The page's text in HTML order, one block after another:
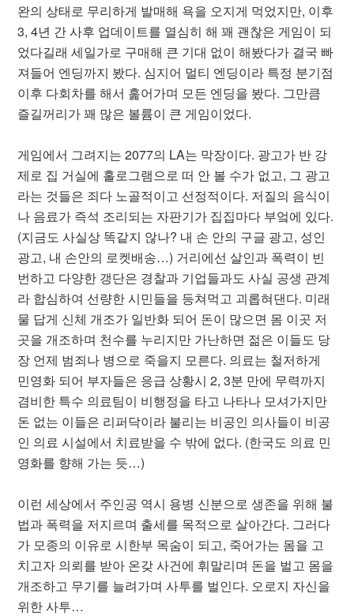
완의 상태로 무리하게 발매해 욕을 오지게 먹었지만, 이후
3, 4년 간 사후 업데이트를 열심히 해 꽤 괜찮은 게임이 되
었다길래 세일가로 구매해 큰 기대 없이 해봤다가 결국 빠
져들어 엔딩까지 봤다. 심지어 멀티 엔딩이라 특정 분기점
이후 다회차를 해서 훑어가며 모든 엔딩을 봤다. 그만큼
즐길꺼리가 꽤 많은 볼륨이 큰 게임이었다.
게임에서 그려지는 2077의 LA는 막장이다. 광고가 반 강
제로 집 거실에 홀로그램으로 떠 안 볼 수가 없고, 그 광고
라는 것들은 죄다 노골적이고 선정적이다. 저질의 음식이
나 음료가 즉석 조리되는 자판기가 집집마다 부엌에 있다.
(지금도 사실상 똑같지 않나? 내 손 안의 구글 광고, 성인
광고, 내 손안의 로켓배송…) 거리에선 살인과 폭력이 빈
번하고 다양한 갱단은 경찰과 기업들과도 사실 공생 관계
라 합심하여 선량한 시민들을 등쳐먹고 괴롭혀댄다. 미래
물 답게 신체 개조가 일반화 되어 돈이 많으면 몸 이곳 저
곳을 개조하며 천수를 누리지만 가난하면 젊은 이들도 당
장 언제 범죄나 병으로 죽을지 모른다. 의료는 철저하게
민영화 되어 부자들은 응급 상황시 2, 3분 만에 무력까지
겸비한 특수 의료팀이 비행정을 타고 나타나 모셔가지만
돈 없는 이들은 리퍼닥이라 불리는 비공인 의사들이 비공
인 의료 시설에서 치료받을 수 밖에 없다. (한국도 의료 민
영화를 향해 가는 듯…)
이런 세상에서 주인공 역시 용병 신분으로 생존을 위해 불
법과 폭력을 저지르며 출세를 목적으로 살아간다. 그러다
가 모종의 이유로 시한부 목숨이 되고, 죽어가는 몸을 고
치고자 의뢰를 받아 온갖 사건에 휘말리며 돈을 벌고 몸을
개조하고 무기를 늘려가며 사투를 벌인다. 오로지 자신을
위한 사투…